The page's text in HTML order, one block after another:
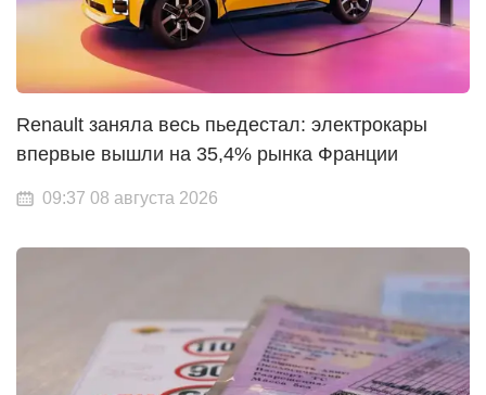
Renault заняла весь пьедестал: электрокары
впервые вышли на 35,4% рынка Франции
09:37 08 августа 2026